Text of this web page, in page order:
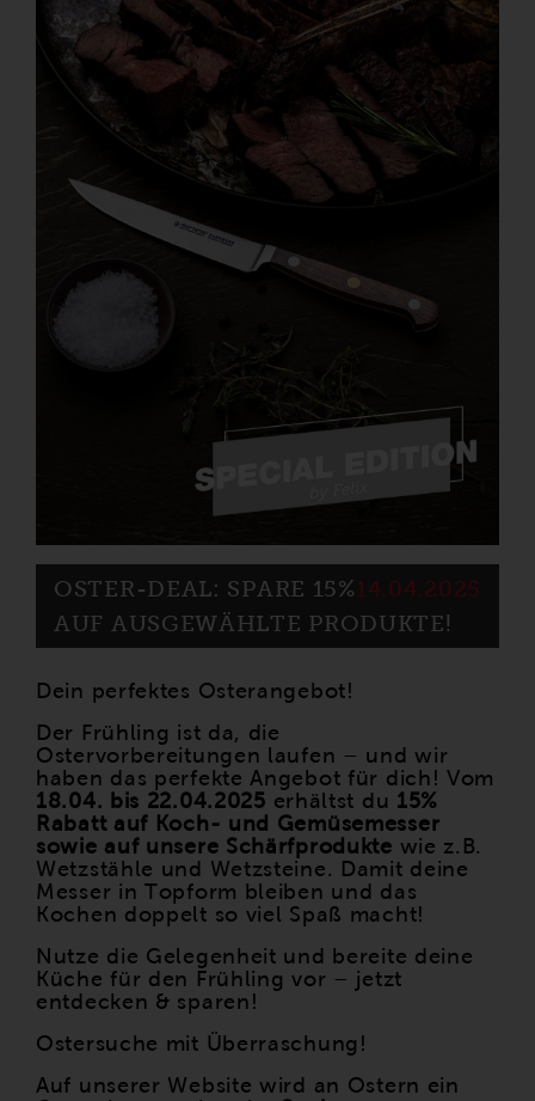
14.04.2025
OSTER-DEAL: SPARE 15%
AUF AUSGEWÄHLTE PRODUKTE!
Dein perfektes Osterangebot!
Der Frühling ist da, die
Ostervorbereitungen laufen – und wir
haben das perfekte Angebot für dich! Vom
18.04. bis 22.04.2025 erhältst du 15%
Rabatt auf Koch- und Gemüsemesser
sowie auf unsere Schärfprodukte wie z.B.
Wetzstähle und Wetzsteine. Damit deine
Messer in Topform bleiben und das
Kochen doppelt so viel Spaß macht!
Nutze die Gelegenheit und bereite deine
Küche für den Frühling vor – jetzt
entdecken & sparen!
Ostersuche mit Überraschung!
Auf unserer Website wird an Ostern ein